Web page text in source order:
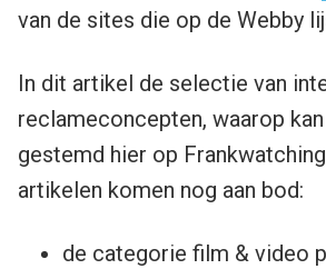
van de sites die op de Webby
In dit artikel de selectie van
reclameconcepten, waarop
gestemd hier op
artikelen komen nog aan bod:
de categorie film & video